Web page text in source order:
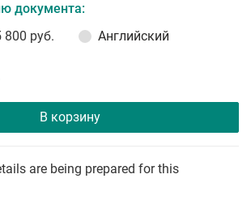
документа:
800 руб. Английский
В корзину
are being prepared for this